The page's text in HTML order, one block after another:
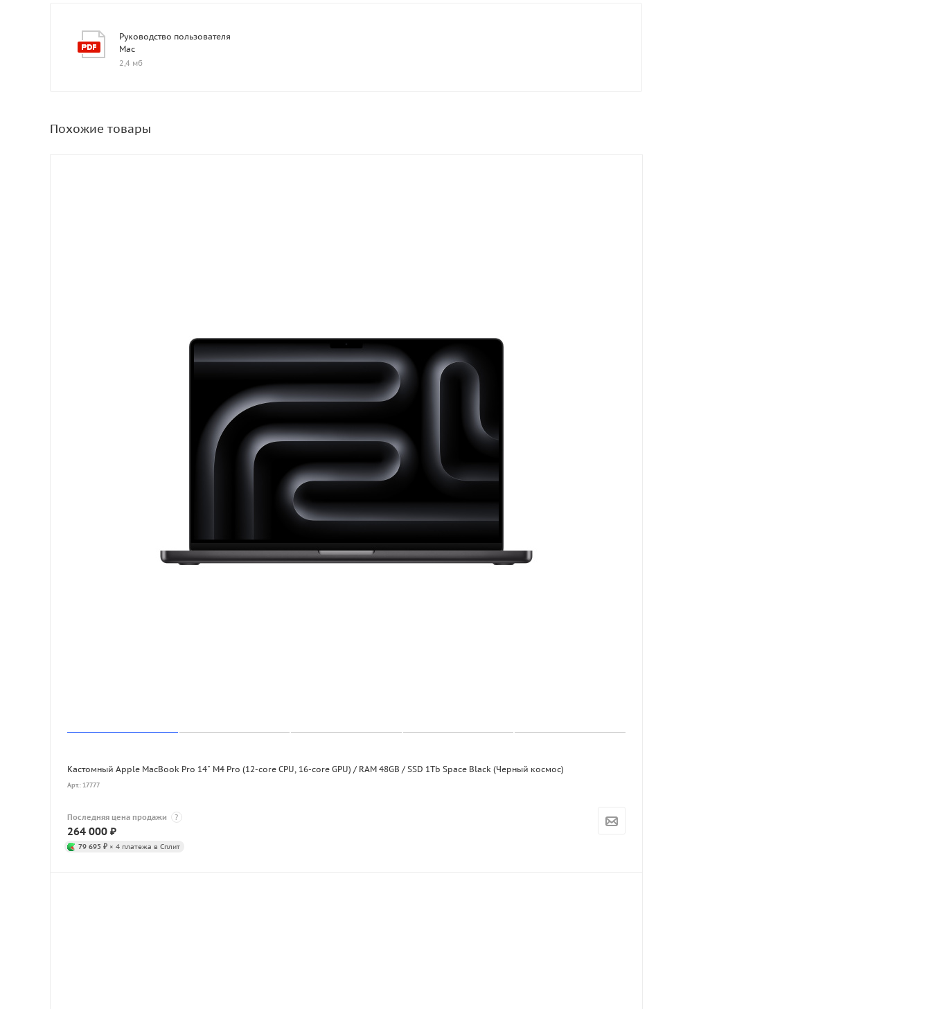
Руководство пользователя
Mac
2,4 мб
Похожие товары
Кастомный Apple MacBook Pro 14" M4 Pro (12-core CPU, 16-core GPU) / RAM 48GB / SSD 1Tb Space Black (Черный космос)
Арт.: 17777
Последняя цена продажи ?
264 000 ₽
79 695 ₽ × 4 платежа в Сплит